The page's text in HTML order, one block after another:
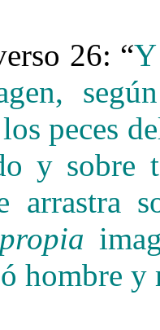
26: “
peces
y sobre
arrastra
propia
hombre y